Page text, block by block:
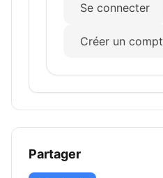
Se connecter
Créer un
Partager